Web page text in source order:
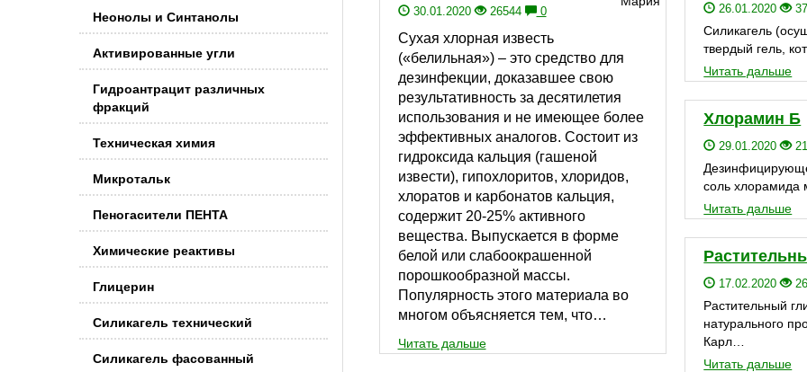
Неонолы и Синтанолы
Активированные угли
Гидроантрацит различных
фракций
Техническая химия
Микротальк
Пеногасители ПЕНТА
Химические реактивы
Глицерин
Силикагель технический
Силикагель фасованный
30.01.2020 26544 0
Сухая хлорная известь
(«белильная») – это средство для
дезинфекции, доказавшее свою
результативность за десятилетия
использования и не имеющее более
эффективных аналогов. Состоит из
гидроксида кальция (гашеной
извести), гипохлоритов, хлоридов,
хлоратов и карбонатов кальция,
содержит 20-25% активного
вещества. Выпускается в форме
белой или слабоокрашенной
порошкообразной массы.
Популярность этого материала во
многом объясняется тем, что…
Читать дальше
26.01.2020
Силикагель
твердый гель,
Читать дальше
Хлорамин Б
29.01.2020
соль хлорамида
Читать дальше
17.02.2020
Растительный
натурального
Карл…
Читать дальше